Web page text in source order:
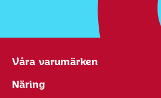
Våra varumärken
Näring